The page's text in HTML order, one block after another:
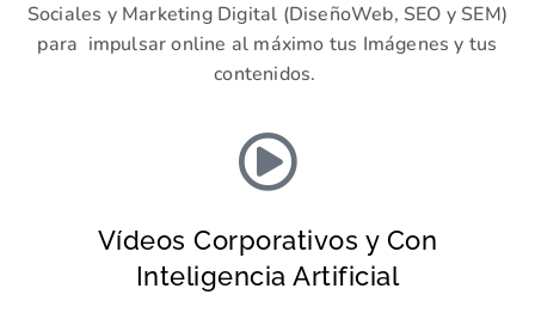
Sociales y Marketing Digital (DiseñoWeb, SEO y SEM)
para impulsar online al máximo tus Imágenes y tus
contenidos.
Vídeos Corporativos y Con
Inteligencia Artificial